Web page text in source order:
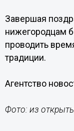
Завершая
нижегородцам
проводить
традиции.
Агентство
Фото: из